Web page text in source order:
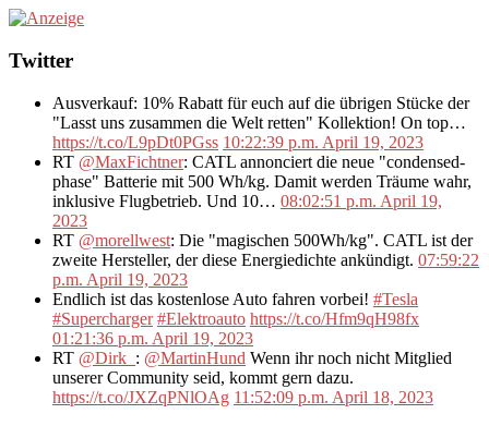
Twitter
Ausverkauf: 10% Rabatt für euch auf die übrigen Stücke der
"Lasst uns zusammen die Welt retten" Kollektion! On top…
https://t.co/L9pDt0PGss 10:22:39 p.m. April 19, 2023
RT @MaxFichtner: CATL annonciert die neue "condensed-
phase" Batterie mit 500 Wh/kg. Damit werden Träume wahr,
inklusive Flugbetrieb. Und 10… 08:02:51 p.m. April 19,
2023
RT @morellwest: Die "magischen 500Wh/kg". CATL ist der
zweite Hersteller, der diese Energiedichte ankündigt. 07:59:22
p.m. April 19, 2023
Endlich ist das kostenlose Auto fahren vorbei! #Tesla
#Supercharger #Elektroauto https://t.co/Hfm9qH98fx
01:21:36 p.m. April 19, 2023
RT @Dirk_ : @MartinHund Wenn ihr noch nicht Mitglied
unserer Community seid, kommt gern dazu.
https://t.co/JXZqPNlOAg 11:52:09 p.m. April 18, 2023